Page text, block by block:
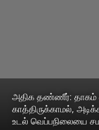
அதிக தண்ணீர்: தாகம்
காத்திருக்காமல்,
உடல் வெப்பநிலையை